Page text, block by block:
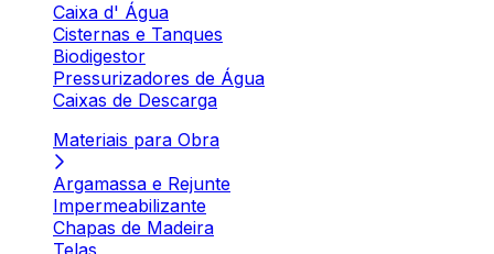
Caixa d' Água
Cisternas e Tanques
Biodigestor
Pressurizadores de Água
Caixas de Descarga
Materiais para Obra
Argamassa e Rejunte
Impermeabilizante
Chapas de Madeira
Telas